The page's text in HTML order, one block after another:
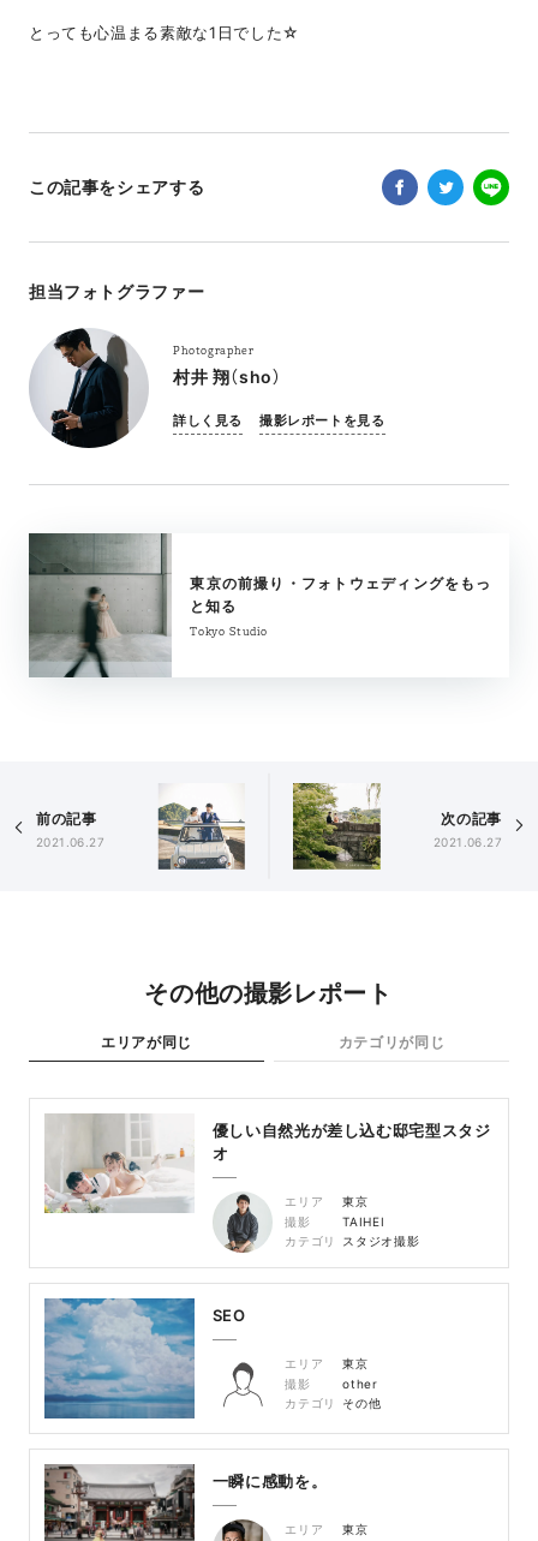
とっても心温まる素敵な1日でした☆
この記事をシェアする
担当フォトグラファー
Photographer
村井 翔（sho）
詳しく見る 撮影レポートを見る
東京の前撮り・フォトウェディングをもっ
と知る
Tokyo Studio
前の記事
2021.06.27
次の記事
2021.06.27
その他の撮影レポート
エリアが同じ カテゴリが同じ
優しい自然光が差し込む邸宅型スタジ
オ
エリア
東京
撮影
TAIHEI
カテゴリ
スタジオ撮影
SEO
エリア
東京
撮影
other
カテゴリ
その他
一瞬に感動を。
エリア 東京